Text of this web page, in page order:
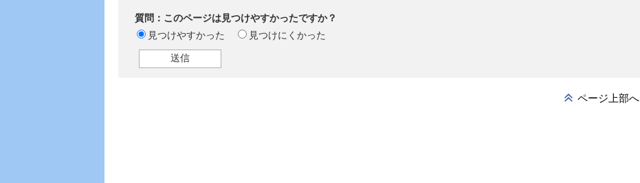
質問：このページは見つけやすかったですか？
見つけやすかった
見つけにくかった
ページ上部へ